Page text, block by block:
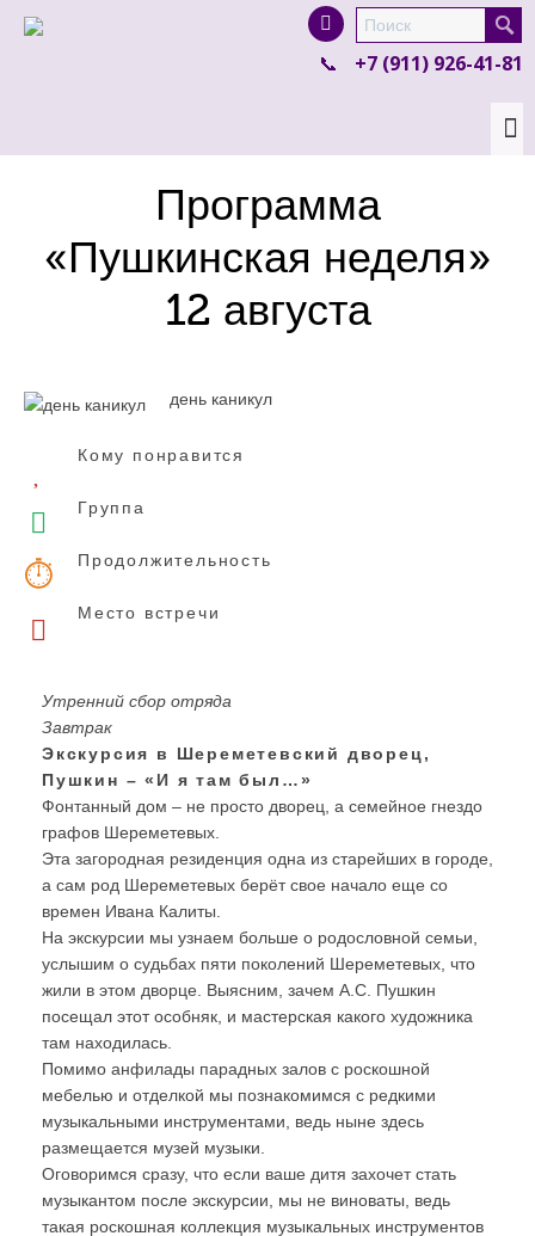
product in a size size .
colour items.
+7 (911) 926-41-81
Программа
«Пушкинская неделя»
12 августа
день каникул
Кому понравится
Группа
Продолжительность
Место встречи
Утренний сбор отряда
Завтрак
Экскурсия в Шереметевский дворец,
Пушкин – «И я там был…»
Фонтанный дом – не просто дворец, а семейное гнездо
графов Шереметевых.
Эта загородная резиденция одна из старейших в городе,
а сам род Шереметевых берёт свое начало еще со
времен Ивана Калиты.
На экскурсии мы узнаем больше о родословной семьи,
услышим о судьбах пяти поколений Шереметевых, что
жили в этом дворце. Выясним, зачем А.С. Пушкин
посещал этот особняк, и мастерская какого художника
там находилась.
Помимо анфилады парадных залов с роскошной
мебелью и отделкой мы познакомимся с редкими
музыкальными инструментами, ведь ныне здесь
размещается музей музыки.
Оговоримся сразу, что если ваше дитя захочет стать
музыкантом после экскурсии, мы не виноваты, ведь
такая роскошная коллекция музыкальных инструментов